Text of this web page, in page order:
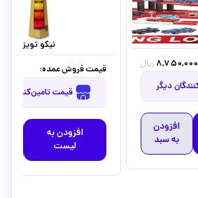
8,750,000 ریال
افزودن
به سبد
‫نیکو تویز‬‏
قیمت فروش عمده:
قیمت تامین‌کنندگان دیگر
افزودن به
لیست